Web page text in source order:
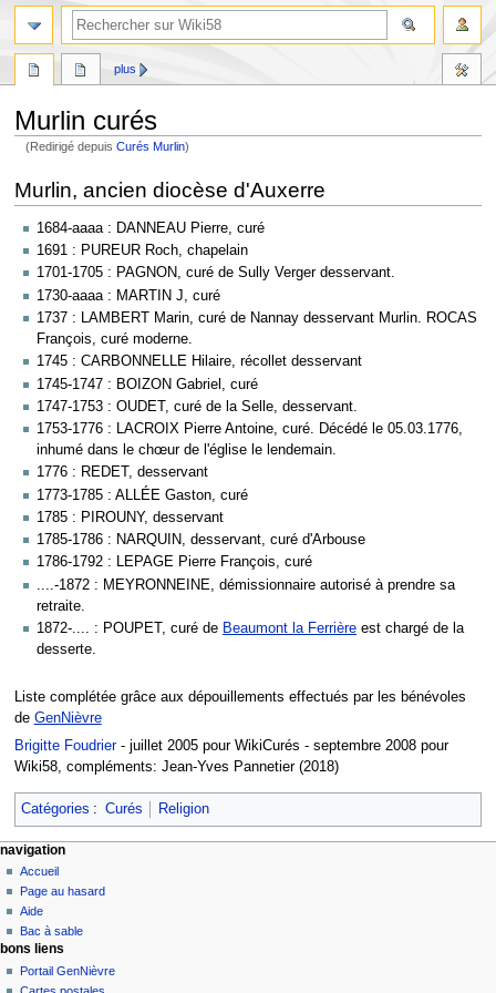
Murlin curés
(Redirigé depuisCurés Murlin)
à
navigation
à
recherche
Murlin, ancien diocèse d'Auxerre
1684-aaaa : DANNEAU Pierre, curé
1691 : PUREUR Roch, chapelain
1701-1705 : PAGNON, curé de Sully Verger desservant.
1730-aaaa : MARTIN J, curé
1737 : LAMBERT Marin, curé de Nannay desservant Murlin. ROCAS
François, curé moderne.
1745 : CARBONNELLE Hilaire, récollet desservant
1745-1747 : BOIZON Gabriel, curé
1747-1753 : OUDET, curé de la Selle, desservant.
1753-1776 : LACROIX Pierre Antoine, curé. Décédé le 05.03.1776,
inhumé dans le chœur de l'église le lendemain.
1776 : REDET, desservant
1773-1785 : ALLÉE Gaston, curé
1785 : PIROUNY, desservant
1785-1786 : NARQUIN, desservant, curé d'Arbouse
1786-1792 : LEPAGE Pierre François, curé
....-1872 : MEYRONNEINE, démissionnaire autorisé à prendre sa
retraite.
1872-.... : POUPET, curé de Beaumont la Ferrière est chargé de la
desserte.
Liste complétée grâce aux dépouillements effectués par les bénévoles
de GenNièvre
Brigitte Foudrier- juillet 2005 pour WikiCurés - septembre 2008 pour
Wiki58, compléments: Jean-Yves Pannetier (2018)
Catégories : Curés Religion
plus
navigation
Accueil
Page au hasard
Aide
Bac à sable
bons liens
Portail GenNièvre
Cartes postales